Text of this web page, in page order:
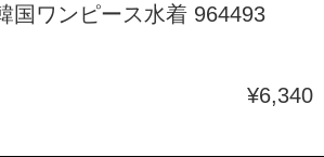
国ワンピース水着 964493
¥6,340